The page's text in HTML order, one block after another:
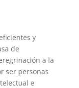
y
de
a la
ser personas
e